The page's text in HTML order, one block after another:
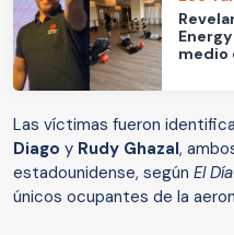
medio
Las víctimas fueron
Diago y Rudy Ghazal,
estadounidense, según El Día
únicos ocupantes de la